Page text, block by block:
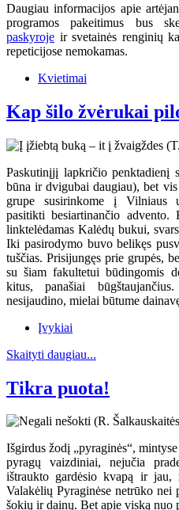
Daugiau informacijos apie
programos pakeitimus bus
paskyroje ir svetainės renginių
repeticijose nemokamas.
Kvietimai
Kap šilo žvėrukai
Paskutinįjį lapkričio penktadienį
būna ir dvigubai daugiau), bet
grupe susirinkome į Vilniaus
pasitikti besiartinančio
linktelėdamas Kalėdų bukui,
Iki pasirodymo buvo belikęs
tuščias. Prisijungęs prie grupės,
su šiam fakultetui būdingomis
kitus, panašiai
nesijaudino, mielai būtume
Įvykiai
Skaityti daugiau...
Tikra puota!
Išgirdus žodį „pyraginės“,
pyragų vaizdiniai, nejučia
ištraukto gardėsio kvapą ir
Valakėlių Pyraginėse netrūko
šokių ir dainų. Bet apie viską nuo